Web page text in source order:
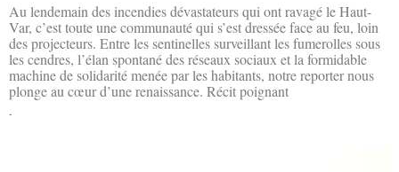
Au lendemain des incendies dévastateurs qui ont ravagé le Haut-
Var, c’est toute une communauté qui s’est dressée face au feu, loin
des projecteurs. Entre les sentinelles surveillant les fumerolles sous
les cendres, l’élan spontané des réseaux sociaux et la formidable
machine de solidarité menée par les habitants, notre reporter nous
plonge au cœur d’une renaissance. Récit poignant